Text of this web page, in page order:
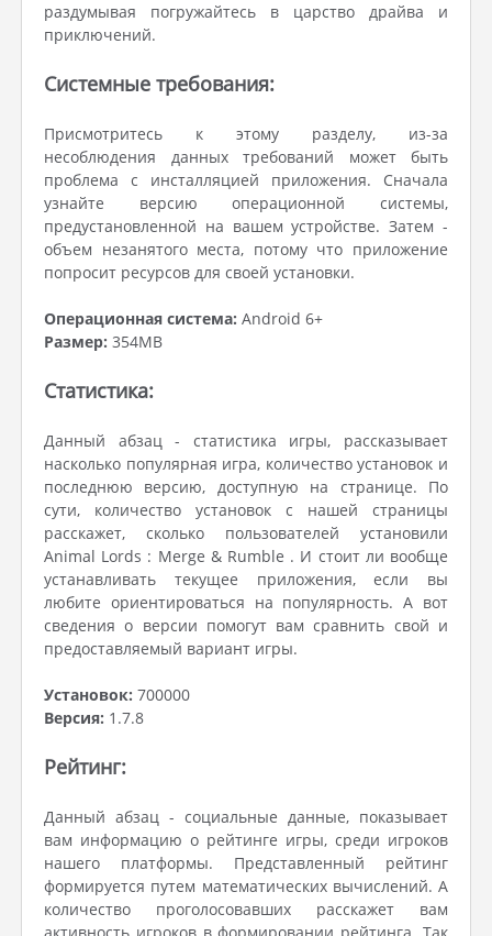
раздумывая погружайтесь в царство драйва и
приключений.
Системные требования:
Присмотритесь к этому разделу, из-за
несоблюдения данных требований может быть
проблема с инсталляцией приложения. Сначала
узнайте версию операционной системы,
предустановленной на вашем устройстве. Затем -
объем незанятого места, потому что приложение
попросит ресурсов для своей установки.
Операционная система: Android 6+
Размер: 354MB
Статистика:
Данный абзац - статистика игры, рассказывает
насколько популярная игра, количество установок и
последнюю версию, доступную на странице. По
сути, количество установок с нашей страницы
расскажет, сколько пользователей установили
Animal Lords : Merge & Rumble . И стоит ли вообще
устанавливать текущее приложения, если вы
любите ориентироваться на популярность. А вот
сведения о версии помогут вам сравнить свой и
предоставляемый вариант игры.
Установок: 700000
Версия: 1.7.8
Рейтинг:
Данный абзац - социальные данные, показывает
вам информацию о рейтинге игры, среди игроков
нашего платформы. Представленный рейтинг
формируется путем математических вычислений. А
количество проголосовавших расскажет вам